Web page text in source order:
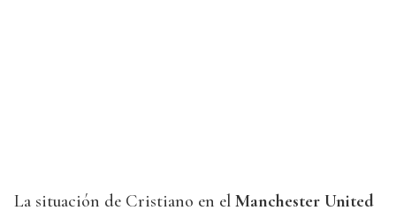
La situación de Cristiano en el Manchester United